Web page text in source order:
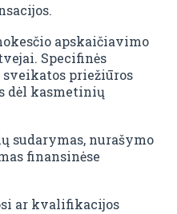
apskaičiavimo
Specifinės
priežiūros
dėl kasmetinių
sudarymas, nurašymo
finansinėse
ar kvalifikacijos